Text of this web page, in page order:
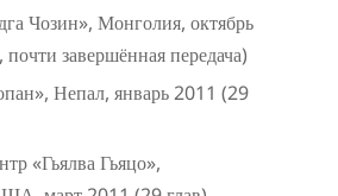
Чозин», Монголия, октябрь
завершённая передача)
Непал, январь 2011 (29
«Гьялва Гьяцо»,